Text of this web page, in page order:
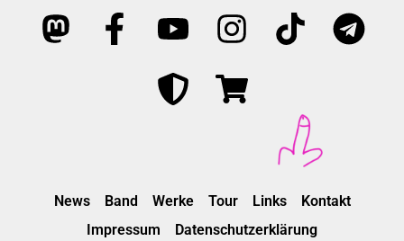
News Band Werke Tour Links
Kontakt
Impressum
Datenschutzerklärung